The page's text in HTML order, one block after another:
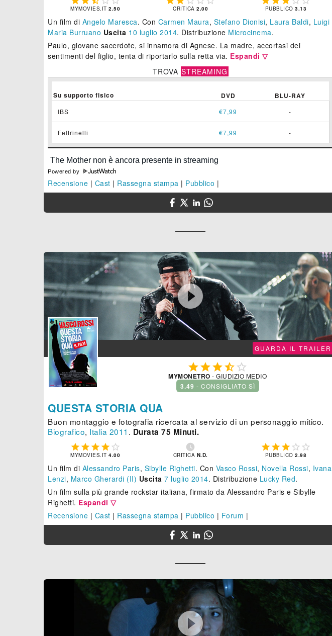
MYMOVIES.IT2.50 CRITICA2.00 PUBBLICO3.13
Un film di Angelo Maresca. Con Carmen Maura, Stefano Dionisi, Laura Baldi, Luigi
Maria Burruano Uscita 10 luglio 2014. Distribuzione Microcinema.
Paulo, giovane sacerdote, si innamora di Agnese. La madre, accortasi dei
sentimenti del figlio, tenta di riportarlo sulla retta via. Espandi ▽
TROVA STREAMING
Su supporto fisico DVD BLU-RAY
IBS €7,99 -
Feltrinelli €7,99 -
Powered by
Recensione | Cast | Rassegna stampa | Pubblico |

GUARDA IL TRAILER
 
MYMONETRO - GIUDIZIO MEDIO
3.49 - CONSIGLIATO SÌ
QUESTA STORIA QUA
Buon montaggio e fotografia ricercata al servizio di un personaggio mitico.
Biografico, Italia 2011 . Durata 75 Minuti.
    
MYMOVIES.IT4.00

CRITICA N.D.
    
PUBBLICO2.98
Un film di Alessandro Paris, Sibylle Righetti. Con Vasco Rossi, Novella Rossi, Ivana
Lenzi, Marco Gherardi (II) Uscita 7 luglio 2014. Distribuzione Lucky Red.
Un film sulla più grande rockstar italiana, firmato da Alessandro Paris e Sibylle
Righetti. Espandi ▽
Recensione | Cast | Rassegna stampa | Pubblico | Forum |
